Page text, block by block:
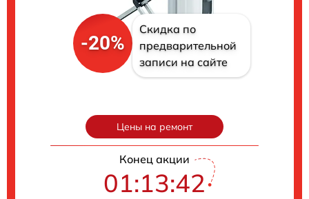
-20%
Скидка по
предварительной
записи на сайте
Цены на ремонт
Конец акции
01:13:41